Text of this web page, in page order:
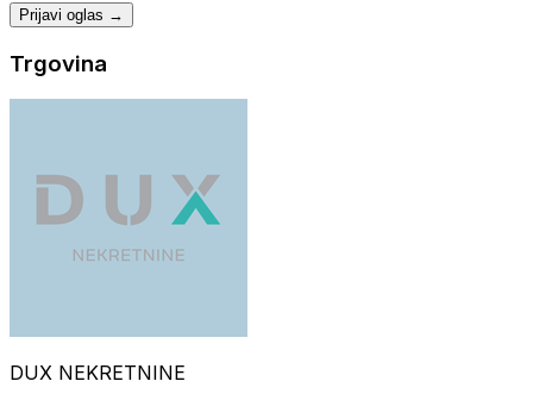
Prijavi oglas →
Trgovina
DUX NEKRETNINE